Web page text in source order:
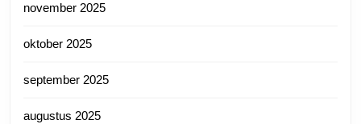
november 2025
oktober 2025
september 2025
augustus 2025